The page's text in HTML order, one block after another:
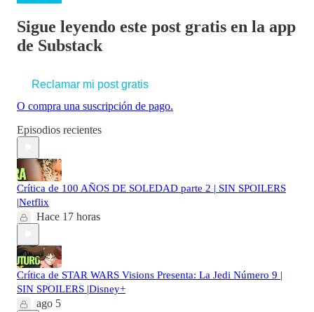
Sigue leyendo este post gratis en la app
de Substack
Reclamar mi post gratis
O compra una suscripción de pago.
Episodios recientes
Crítica de 100 AÑOS DE SOLEDAD parte 2 | SIN SPOILERS
|Netflix
Hace 17 horas
Crítica de STAR WARS Visions Presenta: La Jedi Número 9 |
SIN SPOILERS |Disney+
ago 5